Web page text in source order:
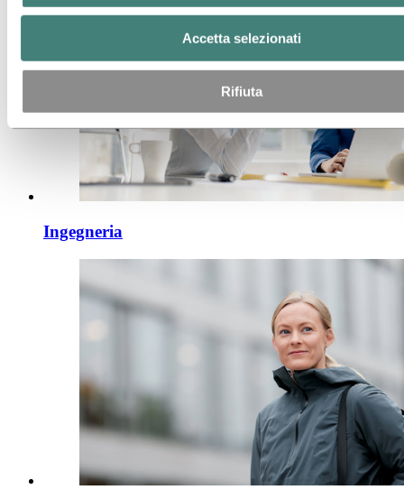
Accetta selezionati
Rifiuta
Ingegneria